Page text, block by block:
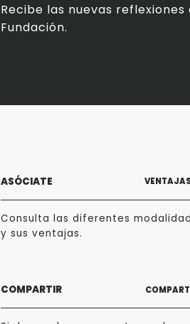
Recibe las nuevas
Fundación.
ASÓCIATE
Consulta las diferentes
y sus ventajas.
COMPARTIR